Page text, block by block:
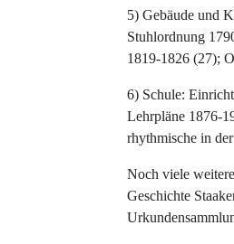
5) Gebäude und
Stuhlordnung
1819-1826 (27);
6) Schule:
Lehrpläne 1876-
rhythmische in
Noch viele
Geschichte